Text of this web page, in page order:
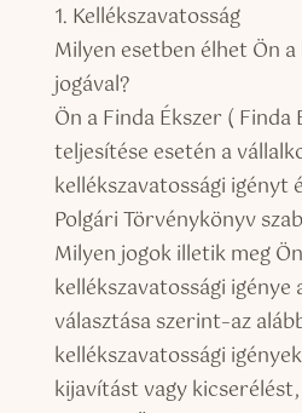
1. Kellékszavatosság
Milyen esetben élhet Ön
jogával?
Ön a Finda Ékszer ( Finda
teljesítése esetén a
kellékszavatossági igényt
Polgári Törvénykönyv
Milyen jogok illetik meg
kellékszavatossági igénye
választása szerint–az
kellékszavatossági
kijavítást vagy